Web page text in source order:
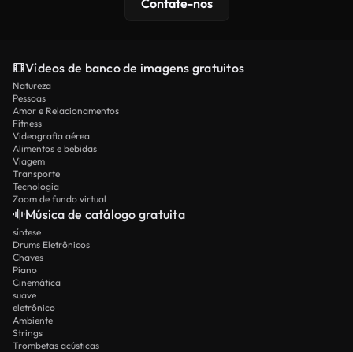
Contate-nos
Vídeos de banco de imagens gratuitos
Natureza
Pessoas
Amor e Relacionamentos
Fitness
Videografia aérea
Alimentos e bebidas
Viagem
Transporte
Tecnologia
Zoom de fundo virtual
Música de catálogo gratuita
síntese
Drums Eletrônicos
Chaves
Piano
Cinemática
suave
eletrônico
Ambiente
Strings
Trombetas acústicas